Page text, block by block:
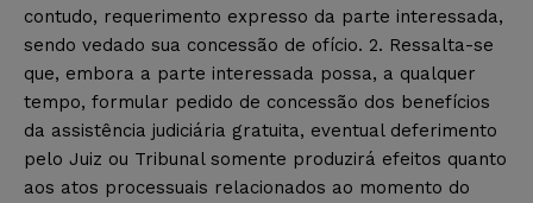
contudo, requerimento expresso da parte interessada,
sendo vedado sua concessão de ofício. 2. Ressalta-se
que, embora a parte interessada possa, a qualquer
tempo, formular pedido de concessão dos benefícios
da assistência judiciária gratuita, eventual deferimento
pelo Juiz ou Tribunal somente produzirá efeitos quanto
aos atos processuais relacionados ao momento do